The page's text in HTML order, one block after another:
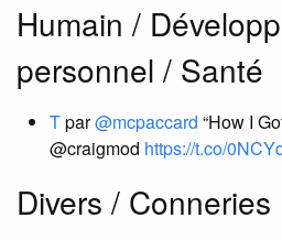
Humain /
personnel / Santé
Tpar@mcpaccard “How I
@craigmod https://t.co/
Divers / Conneries